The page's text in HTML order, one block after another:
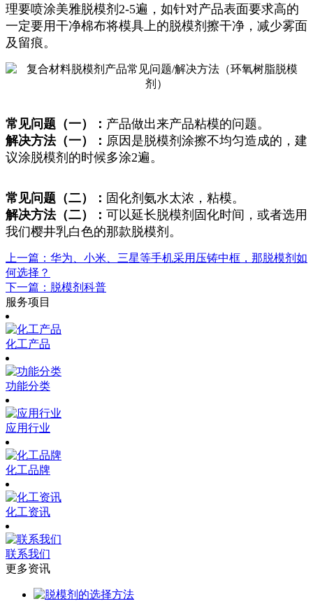
理要喷涂美雅脱模剂2-5遍，如针对产品表面要求高的
一定要用干净棉布将模具上的脱模剂擦干净，减少雾面
及留痕。
常见问题（一）： 产品做出来产品粘模的问题。
解决方法（一）： 原因是脱模剂涂擦不均匀造成的，建
议涂脱模剂的时候多涂2遍。
常见问题（二）： 固化剂氨水太浓，粘模。
解决方法（二）： 可以延长脱模剂固化时间，或者选用
我们樱井乳白色的那款脱模剂。
上一篇：华为、小米、三星等手机采用压铸中框，那脱模剂如
何选择？
下一篇：脱模剂科普
服务项目
化工产品
功能分类
应用行业
化工品牌
化工资讯
联系我们
更多资讯